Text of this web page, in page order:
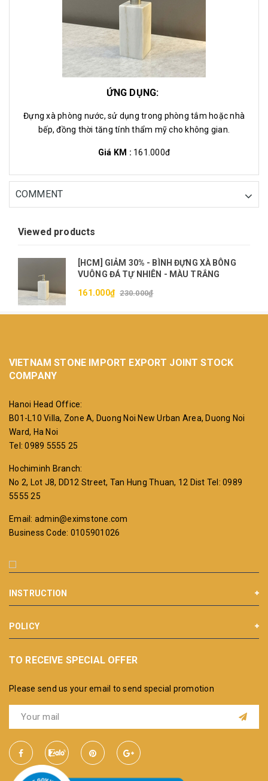
ỨNG DỤNG:
Đựng xà phòng nước, sử dụng trong phòng tắm hoặc nhà
bếp, đồng thời tăng tính thẩm mỹ cho không gian.
Giá KM : 161.000đ
COMMENT
Viewed products
[HCM] GIẢM 30% - BÌNH ĐỰNG XÀ BÔNG
VUÔNG ĐÁ TỰ NHIÊN - MÀU TRẮNG
161.000₫ 230.000₫
VIETNAM STONE IMPORT EXPORT JOINT STOCK
COMPANY
Hanoi Head Office:
B01-L10 Villa, Zone A, Duong Noi New Urban Area, Duong Noi
Ward, Ha Noi
Tel: 0989 5555 25
Hochiminh Branch:
No 2, Lot J8, DD12 Street, Tan Hung Thuan, 12 Dist Tel: 0989
5555 25
Email: admin@eximstone.com
Business Code: 0105901026
INSTRUCTION
POLICY
TO RECEIVE SPECIAL OFFER
Please send us your email to send special promotion